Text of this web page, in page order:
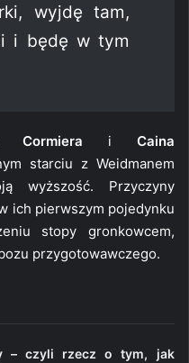
wyjdę tam,
i będę w tym
Cormiera i Caina
starciu z Weidmanem
wyższość. Przyczyny
ich pierwszym pojedynku
stopy gronkowcem,
przygotowawczego.
– czyli rzecz o tym, jak